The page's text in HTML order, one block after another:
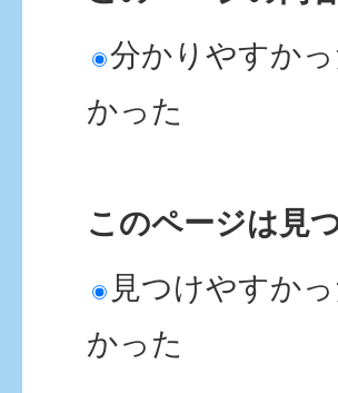
分かりやすかっ
かった
このページは見
見つけやすか
かった